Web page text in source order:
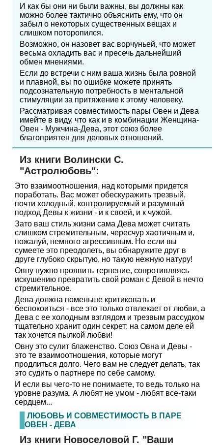
И как бы они ни были важны, вы должны как
можно более тактично объяснить ему, что он
забыл о некоторых существенных вещах и
слишком поторопился.
Возможно, он назовет вас ворчуньей, что может
весьма охладить вас и пресечь дальнейший
обмен мнениями.
Если до встречи с ним ваша жизнь была ровной
и плавной, вы по ошибке можете принять
подсознательную потребность в ментальной
стимуляции за притяжение к этому человеку.
Рассматривая совместимость пары Овен и Дева
имейте в виду, что как и в комбинации Женщина-
Овен - Мужчина-Дева, этот союз более
благоприятен для деловых отношений.
Из книги Волински С.
"Астролюбовь":
Это взаимоотношения, над которыми придется
поработать. Вас может обескуражить трезвый,
почти холодный, контролируемый и разумный
подход Девы к жизни - и к своей, и к чужой.
Зато ваш стиль жизни сама Дева может считать
слишком стремительным, чересчур хаотичным и,
пожалуй, немного агрессивным. Но если вы
сумеете это преодолеть, вы обнаружите друг в
друге глубоко скрытую, но такую нежную натуру!
Овну нужно проявить терпение, сопротивляясь
искушению превратить свой роман с Девой в нечто
стремительное.
Дева должна поменьше критиковать и
беспокоиться - все это только отвлекает от любви, а
Дева с ее холодным взглядом и трезвым рассудком
тщательно хранит один секрет: на самом деле ей
так хочется пылкой любви!
Овну это сулит блаженство. Союз Овна и Девы -
это те взаимоотношения, которые могут
продлиться долго. Чего вам не следует делать, так
это судить о партнере по себе самому.
И если вы чего-то не понимаете, то ведь только на
уровне разума. А любят не умом - любят все-таки
сердцем...
ЛЮБОВЬ И СОВМЕСТИМОСТЬ В ПАРЕ
ОВЕН - ДЕВА
Из книги Новоселовой Г. "Ваши